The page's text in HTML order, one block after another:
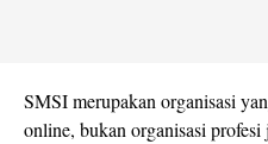
SMSI merupakan organisasi
online, bukan organisasi